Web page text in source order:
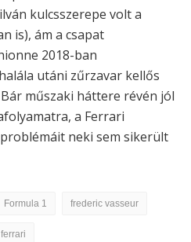
kulcsszerepe volt a
is), ám a csapat
2018-ban
utáni zűrzavar kellős
műszaki háttere révén jól
a Ferrari
neki sem sikerült
Formula 1 frederic vasseur